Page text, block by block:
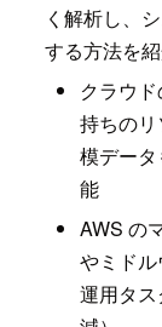
く解析し、
する方法を
クラウ
持ちの
模デー
能
AWS の
やミド
運用タ